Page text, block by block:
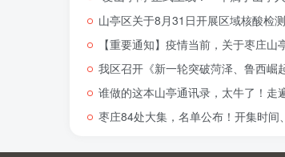
山亭区关于8月31日开展区域核酸检
【重要通知】疫情当前，关于枣庄
我区召开《新一轮突破菏泽、鲁西
谁做的这本山亭通讯录，太牛了！走
枣庄84处大集，名单公布！开集时间